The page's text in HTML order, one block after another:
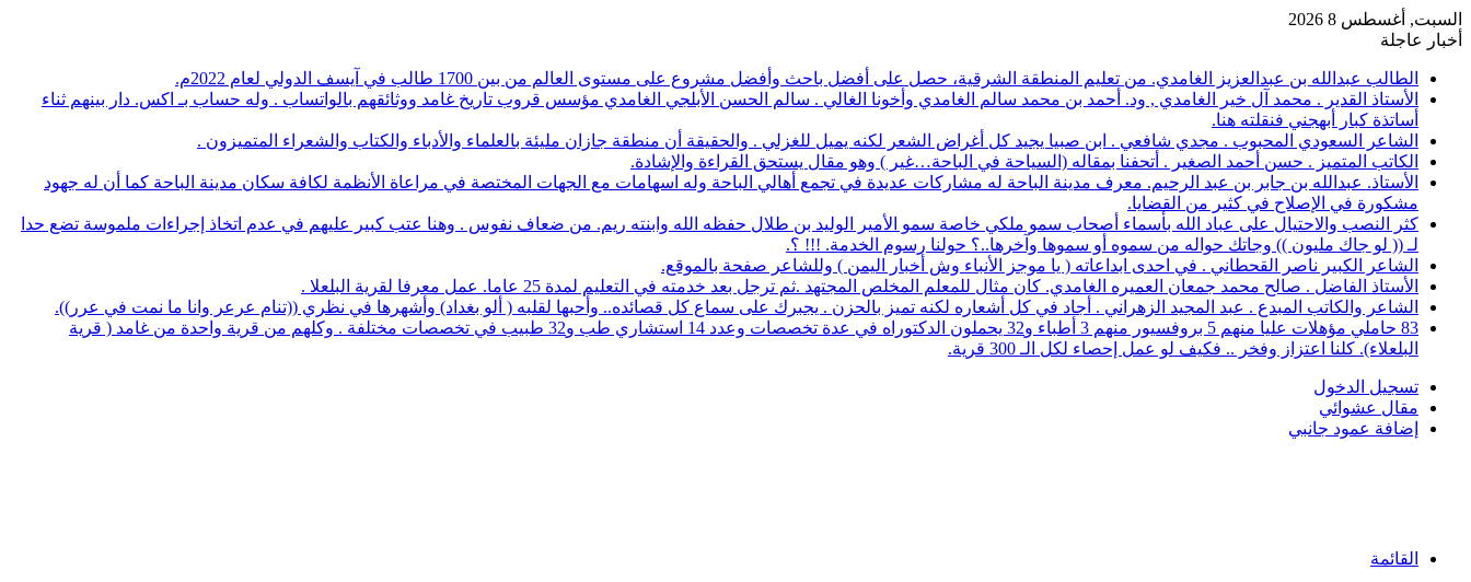
السبت, أغسطس 8 2026
أخبار عاجلة
الطالب عبدالله بن عبدالعزيز الغامدي. من تعليم المنطقة الشرقية، حصل على أفضل باحث وأفضل مشروع على مستوى العالم من بين 1700 طالب في آيسف الدولي لعام 2022م.
الأستاذ القدير . محمد آل خير الغامدي , ود. أحمد بن محمد سالم الغامدي وأخونا الغالي . سالم الحسن الأبلجي الغامدي مؤسس قروب تاريخ غامد ووثائقهم بالواتساب . وله حساب بـ اكس. دار بينهم ثناء
أساتذة كبار أبهجني فنقلته هنا.
الشاعر السعودي المحبوب . مجدي شافعي . ابن صبيا يجيد كل أغراض الشعر لكنه يميل للغزلي . والحقيقة أن منطقة جازان مليئة بالعلماء والأدباء والكتاب والشعراء المتميزون .
الكاتب المتميز . حسن أحمد الصغير . أتحفنا بمقاله (السياحة في الباحة…غير ) وهو مقال يستحق القراءة والإشادة.
الأستاذ. عبدالله بن جابر بن عبد الرحيم. معرف مدينة الباحة له مشاركات عديدة في تجمع أهالي الباحة وله اسهامات مع الجهات المختصة في مراعاة الأنظمة لكافة سكان مدينة الباحة كما أن له جهود
مشكورة في الإصلاح في كثير من القضايا.
كثر النصب والاحتيال على عباد الله بأسماء أصحاب سمو ملكي خاصة سمو الأمير الوليد بن طلال حفظه الله وابنته ريم. من ضعاف نفوس . وهنا عتب كبير عليهم في عدم اتخاذ إجراءات ملموسة تضع حدا
لـ (( لو جاك مليون )) وجاتك حواله من سموه أو سموها وآخرها..؟ حولنا رسوم الخدمة. !!! ؟.
الشاعر الكبير ناصر القحطاني . في احدى ابداعاته ( يا موجز الأنباء وش أخبار اليمن ) وللشاعر صفحة بالموقع.
الأستاذ الفاضل . صالح محمد جمعان العميره الغامدي. كان مثال للمعلم المخلص المجتهد .ثم ترجل بعد خدمته في التعليم لمدة 25 عاما. عمل معرفا لقرية البلعلا .
الشاعر والكاتب المبدع . عبد المجيد الزهراني . أجاد في كل أشعاره لكنه تميز بالحزن . يجبرك على سماع كل قصائده.. وأحبها لقلبه ( ألو بغداد) وأشهرها في نظري ((تنام عرعر وانا ما نمت في عرر)).
83 حاملي مؤهلات عليا منهم 5 بروفسيور منهم 3 أطباء و32 يحملون الدكتوراه في عدة تخصصات وعدد 14 استشاري طب و32 طبيب في تخصصات مختلفة . وكلهم من قرية واحدة من غامد ( قرية
البلعلاء). كلنا اعتزاز وفخر .. فكيف لو عمل إحصاء لكل الـ 300 قرية.
تسجيل الدخول
مقال عشوائي
إضافة عمود جانبي
القائمة